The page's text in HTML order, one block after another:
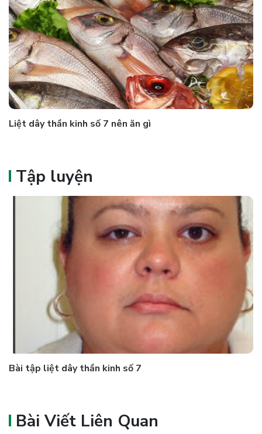
Liệt dây thần kinh số 7 nên ăn gì
Tập luyện
Bài tập liệt dây thần kinh số 7
Bài Viết Liên Quan